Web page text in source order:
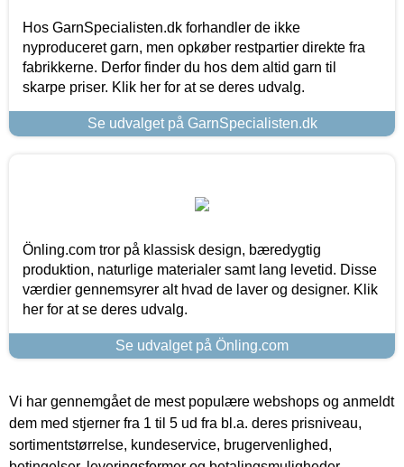
Hos GarnSpecialisten.dk forhandler de ikke
nyproduceret garn, men opkøber restpartier direkte fra
fabrikkerne. Derfor finder du hos dem altid garn til
skarpe priser. Klik her for at se deres udvalg.
Se udvalget på GarnSpecialisten.dk
Önling.com tror på klassisk design, bæredygtig
produktion, naturlige materialer samt lang levetid. Disse
værdier gennemsyrer alt hvad de laver og designer. Klik
her for at se deres udvalg.
Se udvalget på Önling.com
Vi har gennemgået de mest populære webshops og anmeldt
dem med stjerner fra 1 til 5 ud fra bl.a. deres prisniveau,
sortimentstørrelse, kundeservice, brugervenlighed,